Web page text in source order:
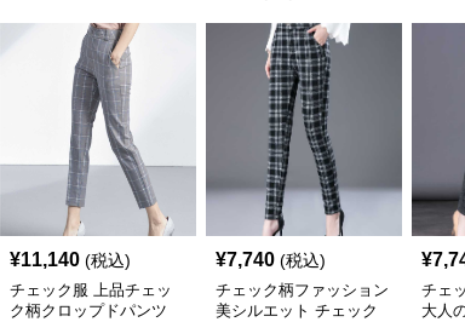
¥11,140 (税込)
チェック服 上品チェッ
ク柄クロップドパンツ
¥7,740 (税込)
チェック柄ファッション
美シルエット チェック
¥
チェ
大人